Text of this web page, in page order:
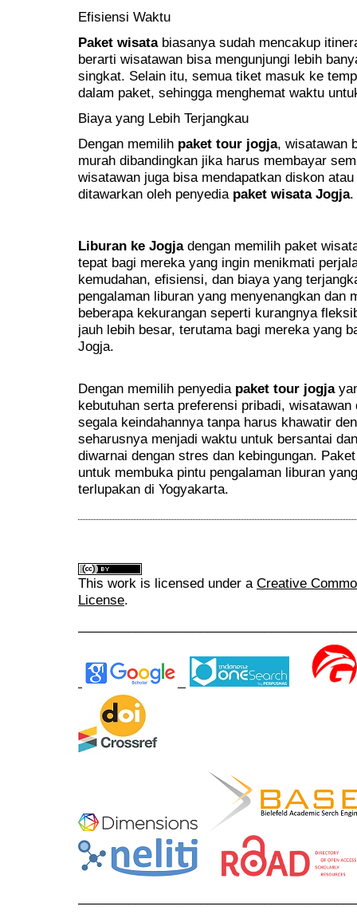
Efisiensi Waktu
Paket wisatabiasanya sudah mencakup
berarti wisatawan bisa mengunjungi lebih
singkat. Selain itu, semua tiket masuk ke
dalam paket, sehingga menghemat waktu
Biaya yang Lebih Terjangkau
Dengan memilih paket tour jogja, wisatawan
murah dibandingkan jika harus membayar
wisatawan juga bisa mendapatkan diskon
ditawarkan oleh penyedia paket wisata Jogja.
Liburan ke Jogjadengan memilih paket
tepat bagi mereka yang ingin menikmati
kemudahan, efisiensi, dan biaya yang
pengalaman liburan yang menyenangkan dan
beberapa kekurangan seperti kurangnya
jauh lebih besar, terutama bagi mereka yang
Jogja.
Dengan memilih penyedia paket tour jogja
kebutuhan serta preferensi pribadi,
segala keindahannya tanpa harus khawatir
seharusnya menjadi waktu untuk bersantai
diwarnai dengan stres dan kebingungan.
untuk membuka pintu pengalaman liburan
terlupakan di Yogyakarta.
This work is licensed under a Creative
License.